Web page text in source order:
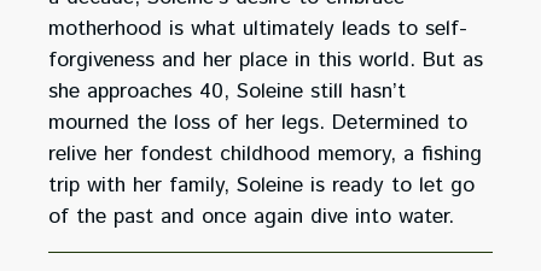
motherhood is what ultimately leads to self-
forgiveness and her place in this world. But as
she approaches 40, Soleine still hasn’t
mourned the loss of her legs. Determined to
relive her fondest childhood memory, a fishing
trip with her family, Soleine is ready to let go
of the past and once again dive into water.